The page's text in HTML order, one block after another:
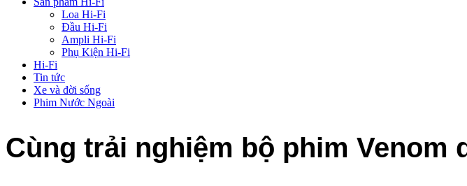
Loa Hi-Fi
Đầu Hi-Fi
Ampli Hi-Fi
Phụ Kiện Hi-Fi
Hi-Fi
Tin tức
Xe và đời sống
Phim Nước Ngoài
Cùng trải nghiệm bộ phim Venom